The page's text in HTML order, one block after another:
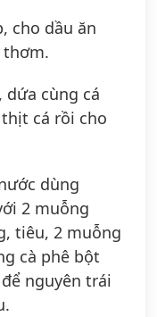
cho dầu ăn
thơm.
dứa cùng cá
cá rồi cho
dùng
2 muỗng
tiêu, 2 muỗng
cà phê bột
nguyên trái